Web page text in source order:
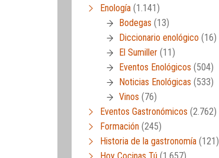
Enología (1.141)
Bodegas (13)
Diccionario enológico (16)
El Sumiller (11)
Eventos Enológicos (504)
Noticias Enológicas (533)
Vinos (76)
Eventos Gastronómicos (2.762)
Formación (245)
Historia de la gastronomía (121)